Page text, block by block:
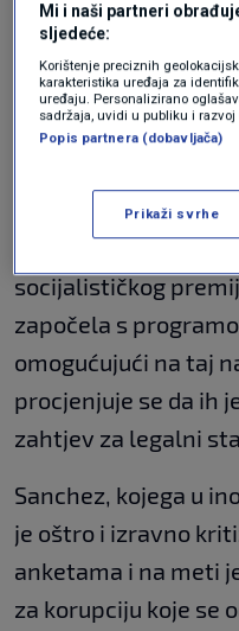
je Suárez,
U 2025. godini
nastojanju da stignu
u improviziranim
nevladina
Papa stiže u
socijalističkog
započela s
omogućujući na taj
procjenjuje se da ih
zahtjev za legalni
Sanchez, kojega u
je oštro i izravno
anketama i na meti
za korupciju koje se
Mi i naši partneri
sljedeće:
Korištenje preciznih
karakteristika uređaja za
uređaju. Personalizirano
sadržaja, uvidi u publiku i razvoj
Popis partnera (dobavljača)
Prikaži svrhe